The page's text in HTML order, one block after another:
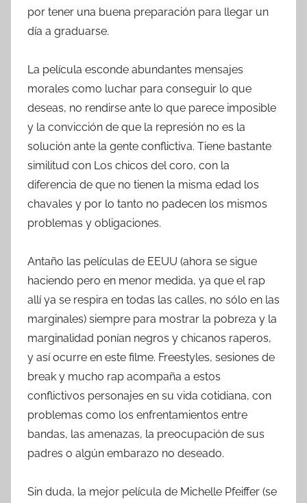
por tener una buena preparación para llegar un
día a graduarse.
La película esconde abundantes mensajes
morales como luchar para conseguir lo que
deseas, no rendirse ante lo que parece imposible
y la convicción de que la represión no es la
solución ante la gente conflictiva. Tiene bastante
similitud con Los chicos del coro, con la
diferencia de que no tienen la misma edad los
chavales y por lo tanto no padecen los mismos
problemas y obligaciones.
Antaño las películas de EEUU (ahora se sigue
haciendo pero en menor medida, ya que el rap
allí ya se respira en todas las calles, no sólo en las
marginales) siempre para mostrar la pobreza y la
marginalidad ponían negros y chicanos raperos,
y así ocurre en este filme. Freestyles, sesiones de
break y mucho rap acompaña a estos
conflictivos personajes en su vida cotidiana, con
problemas como los enfrentamientos entre
bandas, las amenazas, la preocupación de sus
padres o algún embarazo no deseado.
Sin duda, la mejor película de Michelle Pfeiffer (se